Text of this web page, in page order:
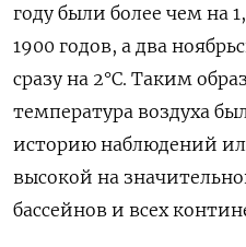
году были более чем на
1900 годов, а два
сразу на 2°C. Таким
температура воздуха
историю наблюдений
высокой на
бассейнов и всех